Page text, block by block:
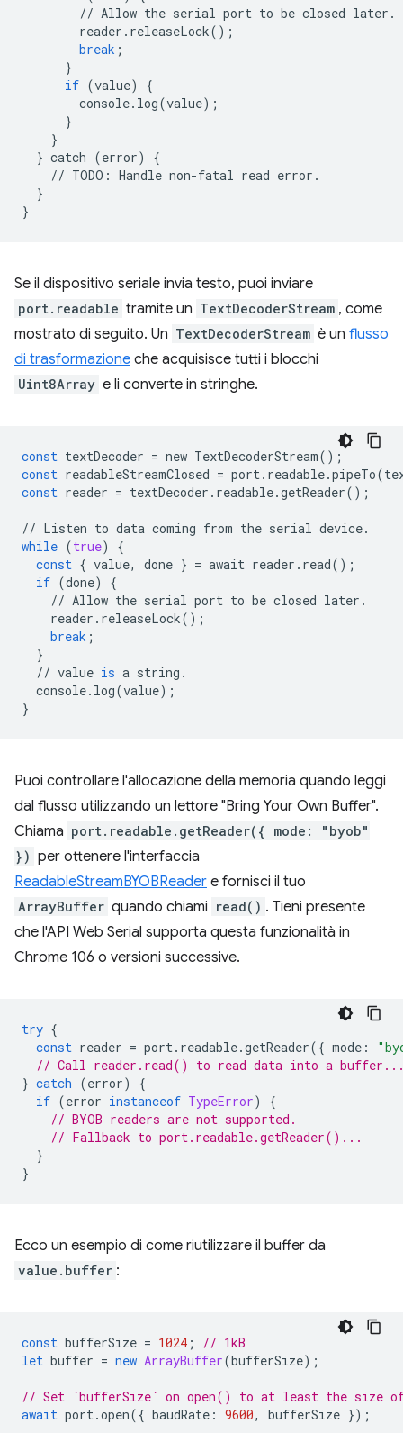
// Allow the serial port to be closed later .
reader . releaseLock();
break ;
}
if (value)
{
console. log(value);
}
}
} catch (error)
{
// TODO : Handle non-fatal read error .
}
}
Se il dispositivo seriale invia testo, puoi inviare
port.readable tramite un TextDecoderStream , come
mostrato di seguito. Un TextDecoderStream è un flusso
di trasformazione che acquisisce tutti i blocchi
Uint8Array e li converte in stringhe.
const textDecoder = new TextDecoderStream();
const readableStreamClosed = port. readable.pipeTo(
const reader = textDecoder . readable.getReader();
// Listen to data coming from the serial device.
while (true)
{
const { value, done } = await reader . read();
if (done)
{
// Allow the serial port to be closed later .
reader . releaseLock();
break ;
}
// value is a string .
console. log(value);
}
Puoi controllare l'allocazione della memoria quando leggi
dal flusso utilizzando un lettore "Bring Your Own Buffer".
Chiama port.readable.getReader({ mode: "byob"
}) per ottenere l'interfaccia
ReadableStreamBYOBReader e fornisci il tuo
ArrayBuffer quando chiami read() . Tieni presente
che l'API Web Serial supporta questa funzionalità in
Chrome 106 o versioni successive.
try {
const reader = port. readable.getReader({ mode :
// Call reader.read() to read data into a
} catch (error)
{
if (error instanceof TypeError)
{
// BYOB readers are not supported.
// Fallback to port.readable.getReader()...
}
}
Ecco un esempio di come riutilizzare il buffer da
value.buffer :
const bufferSize = 1024 ;
// 1kB
let buffer = new ArrayBuffer(bufferSize);
// Set `bufferSize` on open() to at least the size
await port.open({ baudRate : 9600, bufferSize });